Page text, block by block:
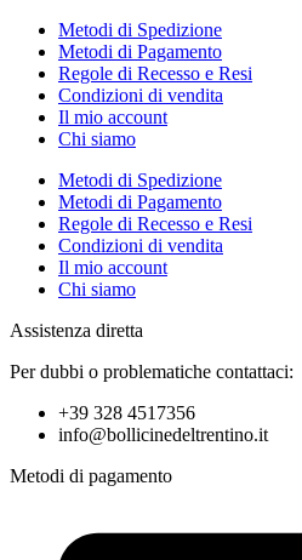
Metodi di Spedizione
Metodi di Pagamento
Regole di Recesso e Resi
Condizioni di vendita
Il mio account
Chi siamo
Metodi di Spedizione
Metodi di Pagamento
Regole di Recesso e Resi
Condizioni di vendita
Il mio account
Chi siamo
Assistenza diretta
Per dubbi o problematiche contattaci:
+39 328 4517356
info@bollicinedeltrentino.it
Metodi di pagamento